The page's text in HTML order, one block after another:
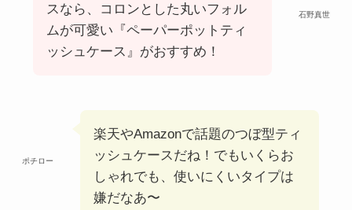
石野真世
スなら、コロンとした丸いフォル
ムが可愛い『ペーパーポットティ
ッシュケース』がおすすめ！
ポチロー
楽天やAmazonで話題のつぼ型ティ
ッシュケースだね！でもいくらお
しゃれでも、使いにくいタイプは
嫌だなあ〜